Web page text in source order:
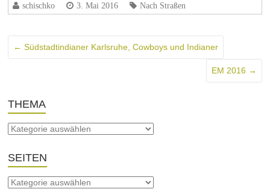
schischko 3. Mai 2016 Nach Straßen
← Südstadtindianer Karlsruhe, Cowboys und Indianer
EM 2016 →
THEMA
SEITEN